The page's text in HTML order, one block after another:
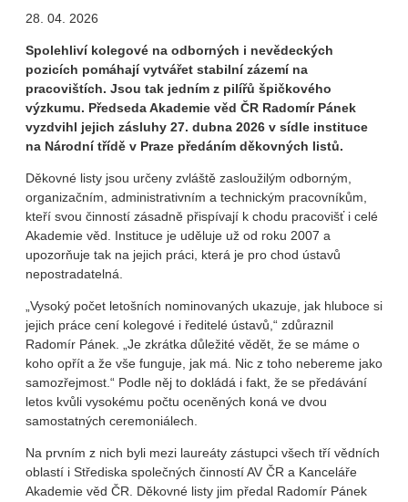
28. 04. 2026
Spolehliví kolegové na odborných i nevědeckých
pozicích pomáhají vytvářet stabilní zázemí na
pracovištích. Jsou tak jedním z pilířů špičkového
výzkumu. Předseda Akademie věd ČR Radomír Pánek
vyzdvihl jejich zásluhy 27. dubna 2026 v sídle instituce
na Národní třídě v Praze předáním děkovných listů.
Děkovné listy jsou určeny zvláště zasloužilým odborným,
organizačním, administrativním a technickým pracovníkům,
kteří svou činností zásadně přispívají k chodu pracovišť i celé
Akademie věd. Instituce je uděluje už od roku 2007 a
upozorňuje tak na jejich práci, která je pro chod ústavů
nepostradatelná.
„Vysoký počet letošních nominovaných ukazuje, jak hluboce si
jejich práce cení kolegové i ředitelé ústavů,“ zdůraznil
Radomír Pánek. „Je zkrátka důležité vědět, že se máme o
koho opřít a že vše funguje, jak má. Nic z toho nebereme jako
samozřejmost.“ Podle něj to dokládá i fakt, že se předávání
letos kvůli vysokému počtu oceněných koná ve dvou
samostatných ceremoniálech.
Na prvním z nich byli mezi laureáty zástupci všech tří vědních
oblastí i Střediska společných činností AV ČR a Kanceláře
Akademie věd ČR. Děkovné listy jim předal Radomír Pánek